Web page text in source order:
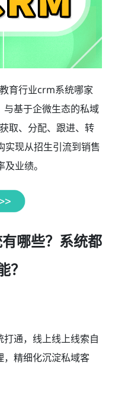
育行业crm系统哪家
基于企微生态的私域
取、分配、跟进、转
实现从招生引流到销售
业绩。
哪些？系统都
？
通，线上线上线索自
精细化沉淀私域客